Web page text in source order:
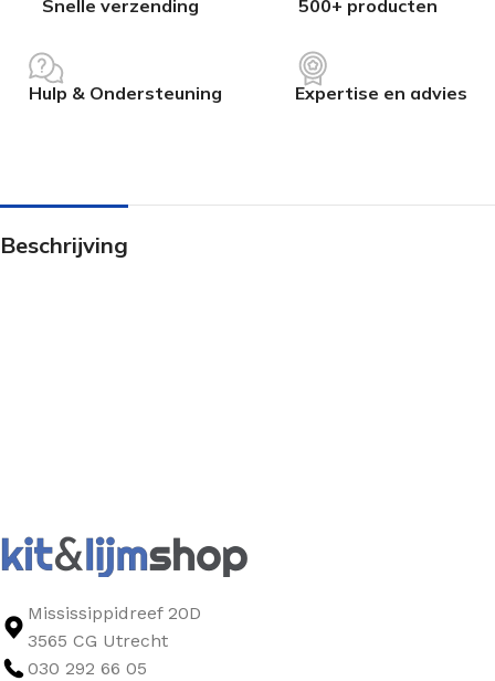
Snelle verzending 500+ producten
Hulp & Ondersteuning Expertise en advies
Beschrijving
Mississippidreef 20D
3565 CG Utrecht
030 292 66 05